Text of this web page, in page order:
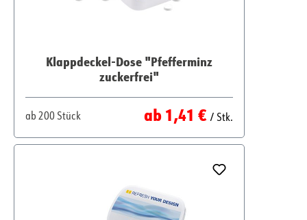
Klappdeckel-Dose "Pfefferminz
zuckerfrei"
ab 200 Stück Regulärer Preis:
ab1,41 € / Stk.